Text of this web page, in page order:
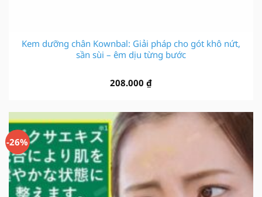
Kem dưỡng chân Kownbal: Giải pháp cho gót khô nứt,
sần sùi – êm dịu từng bước
208.000 ₫
-26%